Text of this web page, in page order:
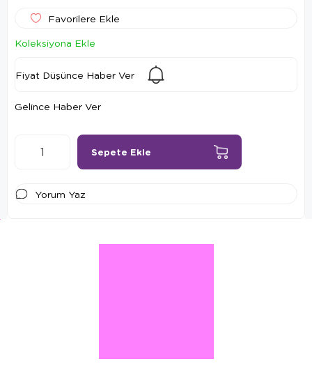
Favorilere Ekle
Koleksiyona Ekle
Fiyat Düşünce Haber Ver
Gelince Haber Ver
Yorum Yaz